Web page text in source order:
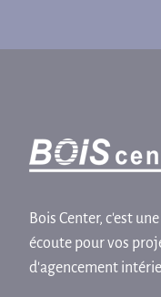
Bois Center, c'est
écoute pour vos
d'agencement